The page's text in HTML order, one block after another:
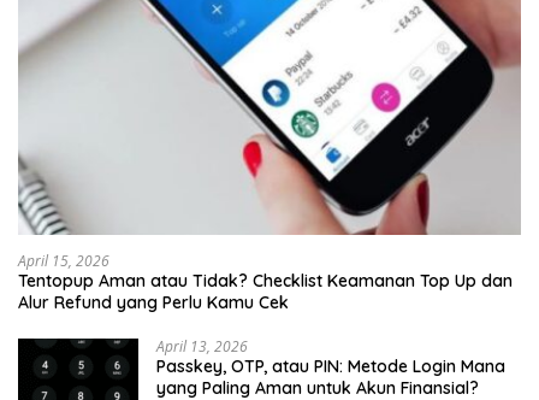
April 15, 2026
Tentopup Aman atau Tidak? Checklist Keamanan Top Up dan
Alur Refund yang Perlu Kamu Cek
April 13, 2026
Passkey, OTP, atau PIN: Metode Login Mana
yang Paling Aman untuk Akun Finansial?